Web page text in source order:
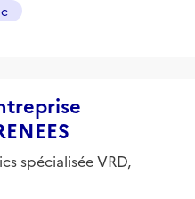
spécialisée VRD,